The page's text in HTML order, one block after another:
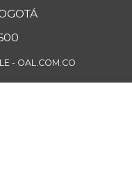
- OAL.COM.CO